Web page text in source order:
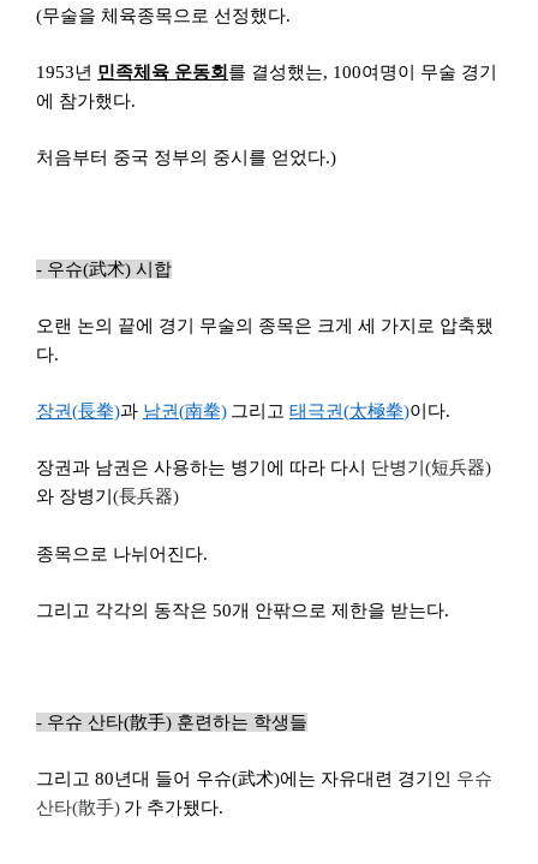
(무술을 체육종목으로 선정했다.
1953년 민족체육 운동회 를 결성했는, 100여명이 무술 경기
에 참가했다.
처음부터 중국 정부의 중시를 얻었다.)
- 우슈(武术) 시합
오랜 논의 끝에 경기 무술의 종목은 크게 세 가지로 압축됐
다.
장권(長拳)과 남권(南拳) 그리고 태극권(太極拳)이다.
장권과 남권은 사용하는 병기에 따라 다시 단병기(短兵器)
와 장병기 (長兵器)
종목으로 나뉘어진다.
그리고 각각의 동작은 50개 안팎으로 제한을 받는다.
- 우슈 산타(散手) 훈련하는 학생들
그리고 80년대 들어 우슈(武术)에는 자유대련 경기인 우슈
산타(散手) 가 추가됐다.